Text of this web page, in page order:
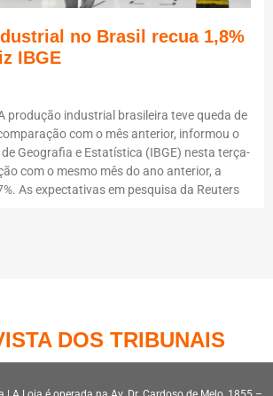
no Brasil recua 1,8%
IBGE
produção industrial brasileira teve queda de
com o mês anterior, informou o
Geografia e Estatística (IBGE) nesta terça-
com o mesmo mês do ano anterior, a
As expectativas em pesquisa da Reuters
DOS TRIBUNAIS